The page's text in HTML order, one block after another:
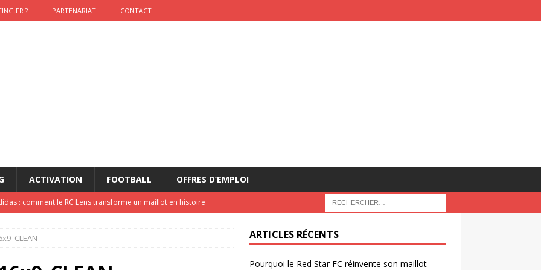
? PARTENARIAT CONTACT
ACTIVATION FOOTBALL OFFRES D’EMPLOI
: comment le RC Lens transforme un maillot en histoire
de Zinedine Zidane par adidas est de retour à
ARTICLES RÉCENTS
Pourquoi le Red Star FC réinvente son maillot